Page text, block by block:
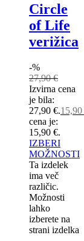
Circle
of Life
verižica
-%
27,90€
Izvirna cena
je bila:
27,90 €.15,90
cena je:
15,90 €.
IZBERI
MOŽNOSTI
Ta izdelek
ima več
različic.
Možnosti
lahko
izberete na
strani izdelka